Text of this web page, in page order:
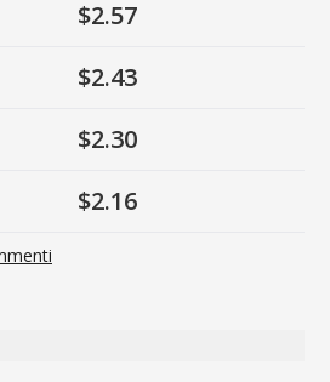
$2.57
$2.43
$2.30
$2.16